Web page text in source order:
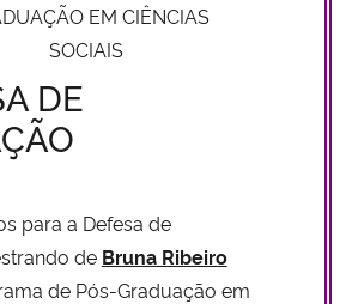
Regional
e dos Direitos Humanos
EM CIÊNCIAS
SOCIAIS
DE
para a Defesa de
de Bruna Ribeiro
de Pós-Graduação em